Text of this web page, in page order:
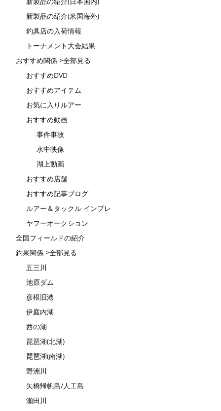
新製品の紹介(米国海外)
釣具店の入荷情報
トーナメント大会結果
おすすめ関係 >全部見る
おすすめDVD
おすすめアイテム
お気に入りルアー
おすすめ動画
事件事故
水中映像
湖上動画
おすすめ店舗
おすすめ記事ブログ
ルアー＆タックル インプレ
ヤフーオークション
全国フィールドの紹介
釣果関係 >全部見る
五三川
池原ダム
彦根旧港
伊庭内湖
西の湖
琵琶湖(北湖)
琵琶湖(南湖)
野洲川
矢橋帰帆島/人工島
瀬田川